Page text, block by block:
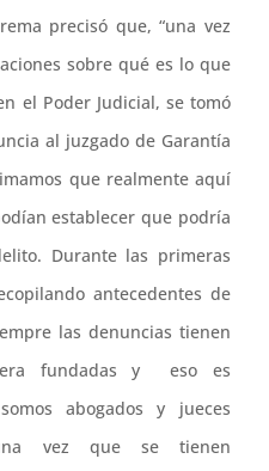
precisó que, “una vez
sobre qué es lo que
el Poder Judicial, se tomó
al juzgado de Garantía
que realmente aquí
establecer que podría
Durante las primeras
antecedentes de
las denuncias tienen
fundadas y eso es
abogados y jueces
vez que se tienen